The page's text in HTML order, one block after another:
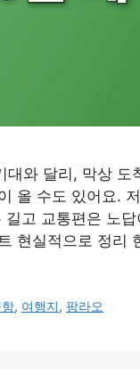
와 달리, 막상
올 수도 있어요.
고 교통편은 노
현실적으로 정리
, 여행지, 팡라오